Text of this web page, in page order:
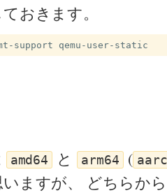
おきます。
amd64 と arm64 (
ますが、 どちらか